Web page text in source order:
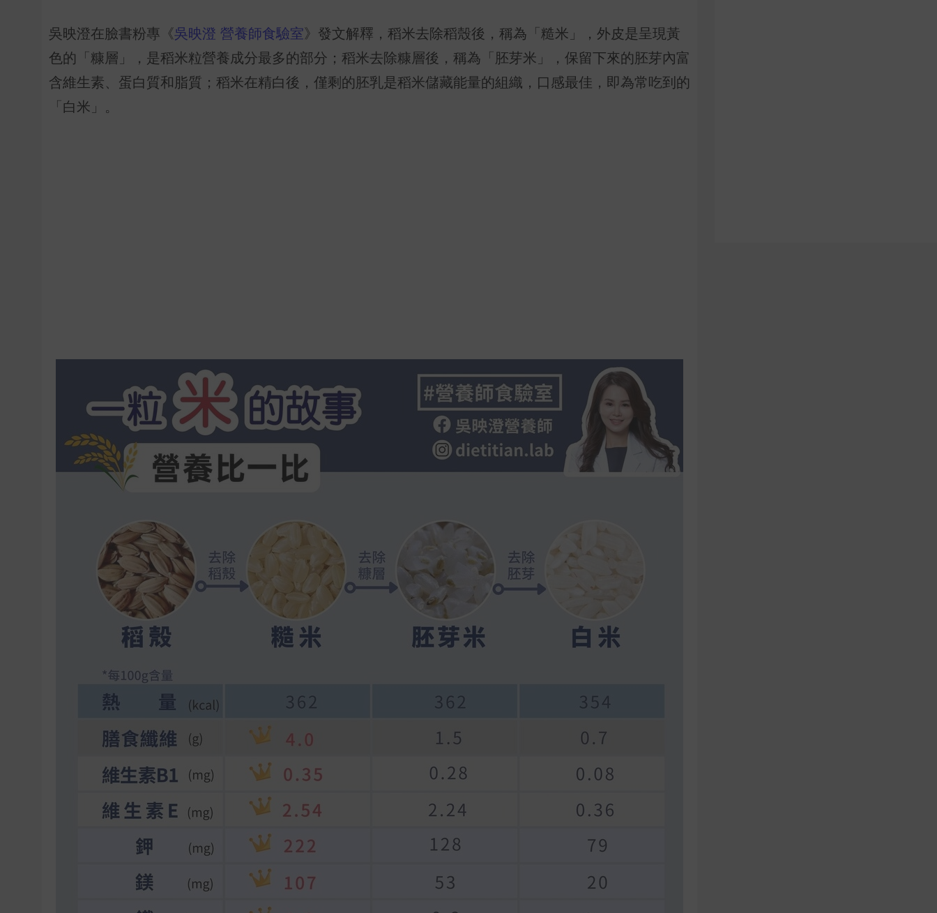
吳映澄在臉書粉專《吳映澄 營養師食驗室》發文解釋，稻米去除稻殼後，稱為「糙米」，外皮是呈現黃
色的「糠層」，是稻米粒營養成分最多的部分；稻米去除糠層後，稱為「胚芽米」，保留下來的胚芽內富
含維生素、蛋白質和脂質；稻米在精白後，僅剩的胚乳是稻米儲藏能量的組織，口感最佳，即為常吃到的
「白米」。